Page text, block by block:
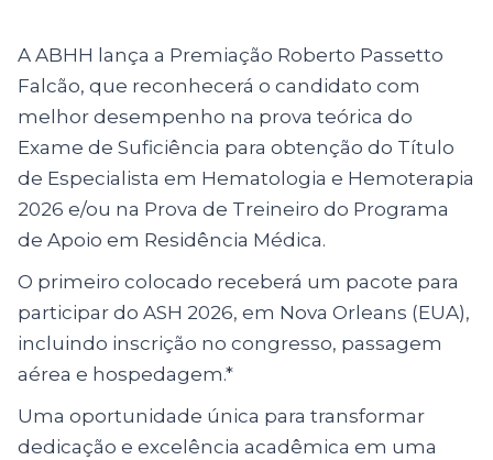
A ABHH lança a Premiação Roberto Passetto
Falcão, que reconhecerá o candidato com
melhor desempenho na prova teórica do
Exame de Suficiência para obtenção do Título
de Especialista em Hematologia e Hemoterapia
2026 e/ou na Prova de Treineiro do Programa
de Apoio em Residência Médica.
O primeiro colocado receberá um pacote para
participar do ASH 2026, em Nova Orleans (EUA),
incluindo inscrição no congresso, passagem
aérea e hospedagem.*
Uma oportunidade única para transformar
dedicação e excelência acadêmica em uma